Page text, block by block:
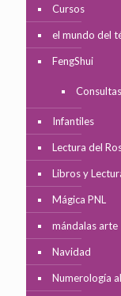
Cursos
el mundo del
FengShui
Consultas
Infantiles
Lectura del
Libros y
Mágica PNL
mándalas arte
Navidad
Numerología